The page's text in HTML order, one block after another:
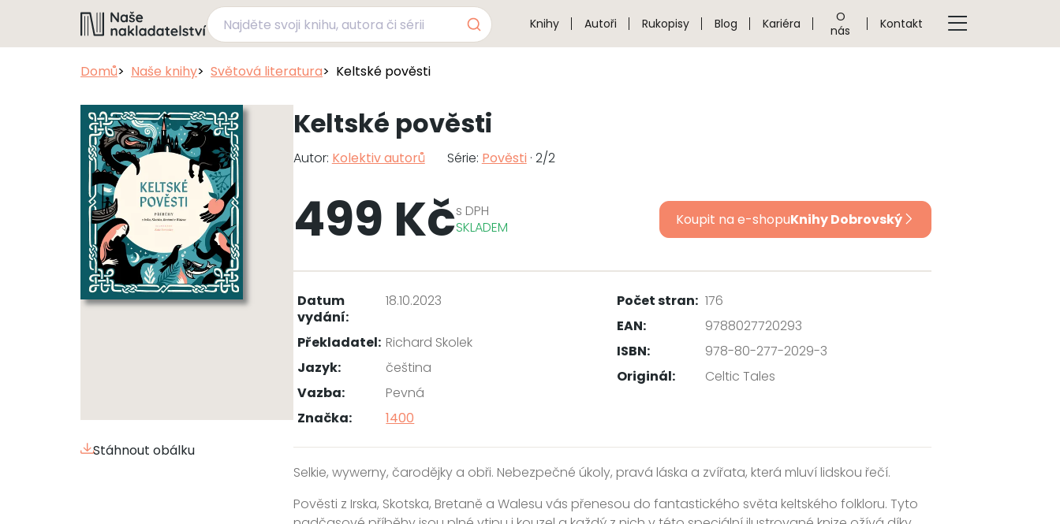
Knihy Autoři Rukopisy Blog Kariéra
O
nás
Kontakt
Domů Naše knihy Světová literatura Keltské pověsti
Stáhnout obálku
Keltské pověsti
Autor: Kolektiv autorů Série: Pověsti· 2/2
499 Kčs DPH
SKLADEM
Koupit na e-shopuKnihy Dobrovský
Datum
vydání:
18.10.2023
Překladatel: Richard Skolek
Jazyk:
čeština
Vazba:
Pevná
Počet stran: 176
EAN:
9788027720293
ISBN:
978-80-277-2029-3
Originál:
Celtic Tales
Značka: 1400
Selkie, wywerny, čarodějky a obři. Nebezpečné úkoly, pravá láska a zvířata, která mluví lidskou řečí.
Pověsti z Irska, Skotska, Bretaně a Walesu vás přenesou do fantastického světa keltského folkloru. Tyto